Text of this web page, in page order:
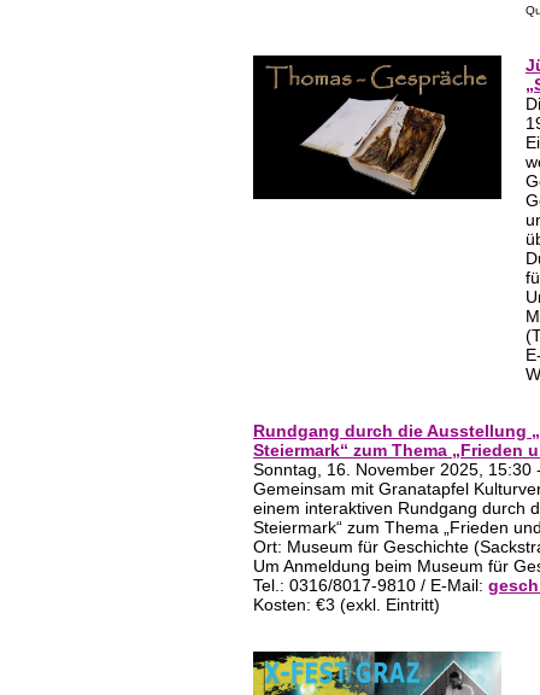
Rundgang durch die Ausstellung
Steiermark“ zum Thema „Frieden
Sonntag, 16. November 2025, 15:30
Gemeinsam mit Granatapfel
einem interaktiven Rundgang durch
Steiermark“ zum Thema „Frieden
Ort: Museum für Geschichte
Um Anmeldung beim Museum für
Tel.: 0316/8017-9810 / E-Mail:
Kosten: €3 (exkl. Eintritt)